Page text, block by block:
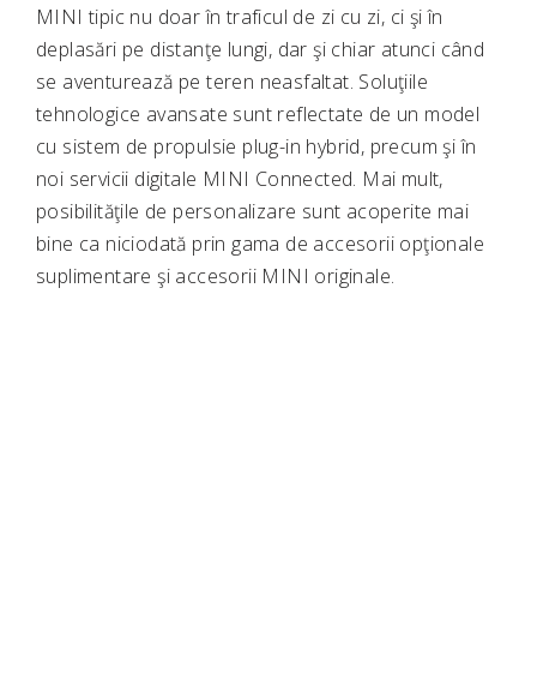
MINI tipic nu doar în traficul de zi cu zi, ci şi în
deplasări pe distanţe lungi, dar şi chiar atunci când
se aventurează pe teren neasfaltat. Soluţiile
tehnologice avansate sunt reflectate de un model
cu sistem de propulsie plug-in hybrid, precum şi în
noi servicii digitale MINI Connected. Mai mult,
posibilităţile de personalizare sunt acoperite mai
bine ca niciodată prin gama de accesorii opţionale
suplimentare şi accesorii MINI originale.